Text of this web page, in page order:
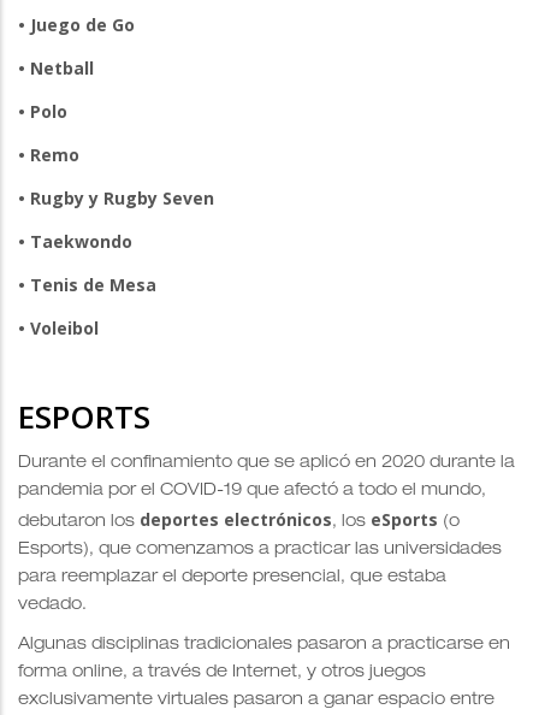
• Juego de Go
• Netball
• Polo
• Remo
• Rugby y Rugby Seven
• Taekwondo
• Tenis de Mesa
• Voleibol
ESPORTS
Durante el confinamiento que se aplicó en 2020 durante la
pandemia por el COVID-19 que afectó a todo el mundo,
debutaron los deportes electrónicos, los eSports (o
Esports), que comenzamos a practicar las universidades
para reemplazar el deporte presencial, que estaba
vedado.
Algunas disciplinas tradicionales pasaron a practicarse en
forma online, a través de Internet, y otros juegos
exclusivamente virtuales pasaron a ganar espacio entre